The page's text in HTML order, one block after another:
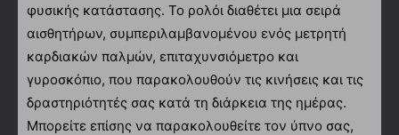
φυσικής κατάστασης. Το ρολόι διαθέτει μια σειρά
αισθητήρων, συμπεριλαμβανομένου ενός μετρητή
καρδιακών παλμών, επιταχυνσιόμετρο και
γυροσκόπιο, που παρακολουθούν τις κινήσεις και τις
δραστηριότητές σας κατά τη διάρκεια της ημέρας.
Μπορείτε επίσης να παρακολουθείτε τον ύπνο σας,